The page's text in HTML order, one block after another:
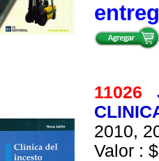
11026
2010,
Valor :